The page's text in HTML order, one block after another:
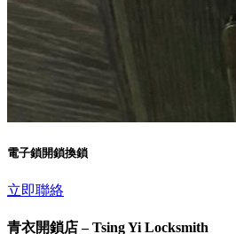
電子鎖開鎖換鎖
立即聯絡
青衣開鎖店 – Tsing Yi Locksmith